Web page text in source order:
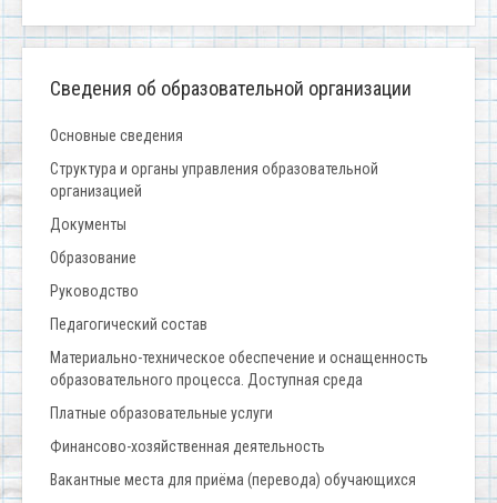
Сведения об образовательной организации
Основные сведения
Структура и органы управления образовательной
организацией
Документы
Образование
Руководство
Педагогический состав
Материально-техническое обеспечение и оснащенность
образовательного процесса. Доступная среда
Платные образовательные услуги
Финансово-хозяйственная деятельность
Вакантные места для приёма (перевода) обучающихся